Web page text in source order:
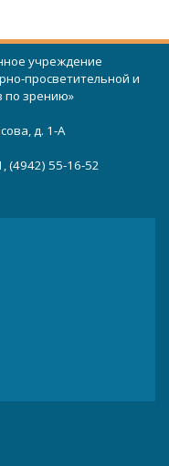
учреждение
просветительной и
по зрению»
д. 1-А
(4942) 55-16-52